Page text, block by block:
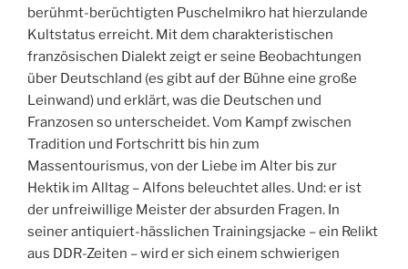
berühmt-berüchtigten Puschelmikro hat hierzulande
Kultstatus erreicht. Mit dem charakteristischen
französischen Dialekt zeigt er seine Beobachtungen
über Deutschland (es gibt auf der Bühne eine große
Leinwand) und erklärt, was die Deutschen und
Franzosen so unterscheidet. Vom Kampf zwischen
Tradition und Fortschritt bis hin zum
Massentourismus, von der Liebe im Alter bis zur
Hektik im Alltag – Alfons beleuchtet alles. Und: er ist
der unfreiwillige Meister der absurden Fragen. In
seiner antiquiert-hässlichen Trainingsjacke – ein Relikt
aus DDR-Zeiten – wird er sich einem schwierigen